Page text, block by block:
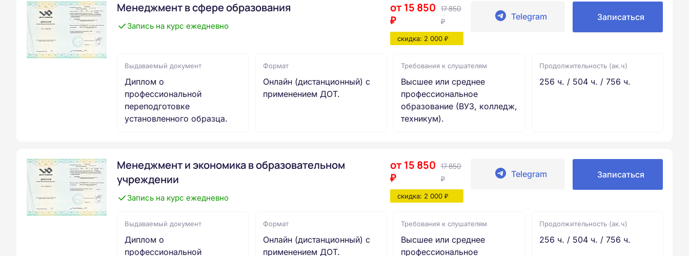
Менеджмент в сфере образования
Запись на курс ежедневно
от 15 850
₽
17 850
₽
скидка: 2 000 ₽
Telegram Записаться
Выдаваемый документ
Диплом о
профессиональной
переподготовке
установленного образца.
Формат
Онлайн (дистанционный) с
применением ДОТ.
Требования к слушателям
Высшее или среднее
профессиональное
образование (ВУЗ, колледж,
техникум).
Продолжительность (ак.ч)
256 ч. / 504 ч. / 756 ч.
Менеджмент и экономика в образовательном
учреждении
Запись на курс ежедневно
от 15 850
₽
17 850
₽
скидка: 2 000 ₽
Telegram Записаться
Выдаваемый документ
Диплом о
профессиональной
Формат
Онлайн (дистанционный) с
применением ДОТ.
Требования к слушателям
Высшее или среднее
профессиональное
Продолжительность (ак.ч)
256 ч. / 504 ч. / 756 ч.